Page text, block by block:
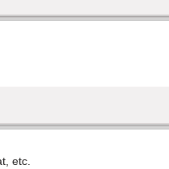
etc.